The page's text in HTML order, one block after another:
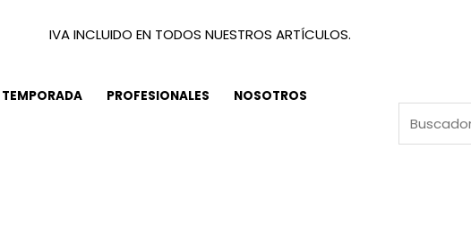
IVA INCLUIDO EN TODOS NUESTROS ARTÍCULOS.
PROFESIONALES NOSOTROS